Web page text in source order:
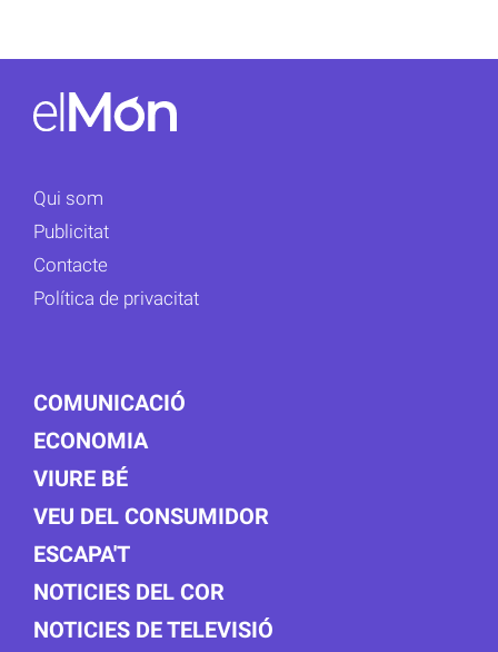
Qui som
Publicitat
Contacte
Política de privacitat
COMUNICACIÓ
ECONOMIA
VIURE BÉ
VEU DEL CONSUMIDOR
ESCAPA'T
NOTICIES DEL COR
NOTICIES DE TELEVISIÓ